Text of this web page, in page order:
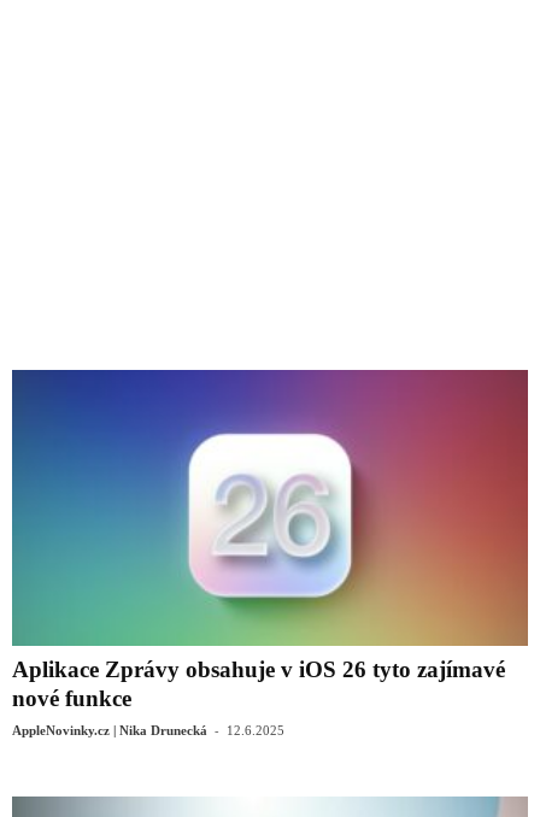
Aplikace Zprávy obsahuje v iOS 26 tyto zajímavé
nové funkce
AppleNovinky.cz | Nika Drunecká - 12.6.2025